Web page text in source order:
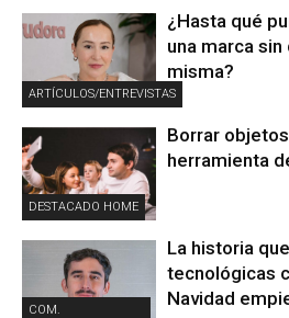
ARTÍCULOS/ENTREVISTAS
¿Hasta qué
una marca
misma?
DESTACADO HOME
Borrar
herramienta
COM.
La historia
tecnológicas
Navidad